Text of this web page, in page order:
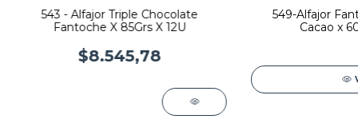
543 - Alfajor Triple Chocolate
Fantoche X 85Grs X 12U
$8.545,78
549-Alfajor
Cacao x